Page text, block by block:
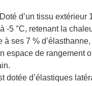
d’un tissu
-5 °C, retenant la
ses 7 %
espace de rangement
dotée d’élastiques